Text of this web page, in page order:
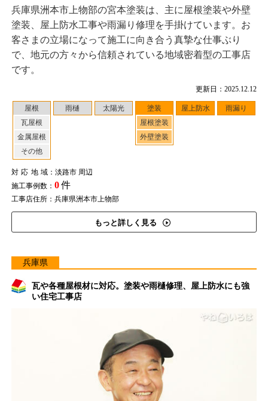
更新日：2025.12.12
屋根
瓦屋根
金属屋根
その他
雨樋 太陽光
塗装
屋根塗装
外壁塗装
屋上防水 雨漏り
対応地域：淡路市 周辺
施工事例数： 0件
工事店住所：兵庫県洲本市上物部
もっと詳しく見る
兵庫県洲本市上物部の宮本塗装は、主に屋根塗装や外壁
塗装、屋上防水工事や雨漏り修理を手掛けています。お
客さまの立場になって施工に向き合う真摯な仕事ぶり
で、地元の方々から信頼されている地域密着型の工事店
です。
兵庫県
瓦や各種屋根材に対応。塗装や雨樋修理、屋上防水にも強
い住宅工事店